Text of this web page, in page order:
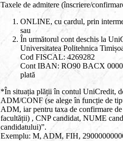
Taxele de admitere (înscriere/
ONLINE, cu cardul, prin
sau
În următorul cont deschis la
Universitatea Politehnica
Cod FISCAL: 4269282
Cont IBAN: RO90 BACX 0000
plată
*În situația plății în contul UniCredit,
ADM/CONF (se alege în funcție de
ADM, iar pentru taxa de confirmare
facultății) , CNP candidat, NUME
candidatului)”.
Exemplu: M, ADM, FIH,